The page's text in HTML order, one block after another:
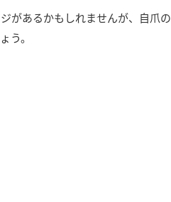
があるかもしれませんが、自爪の
う。